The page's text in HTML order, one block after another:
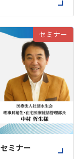
セミナー
ミナー